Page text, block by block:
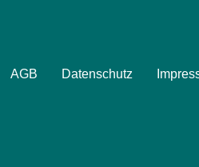
AGB Datenschutz